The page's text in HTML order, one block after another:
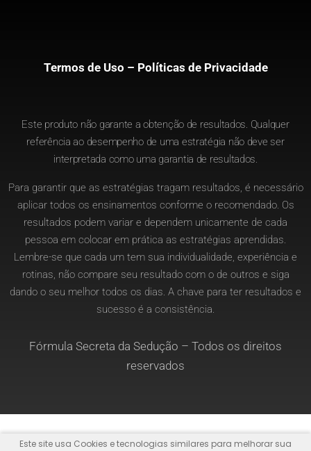
Termos de Uso – Políticas de Privacidade
Este produto não garante a obtenção de resultados. Qualquer
referência ao desempenho de uma estratégia não deve ser
interpretada como uma garantia de resultados.
Para garantir que as estratégias tragam resultados, é necessário
aplicar todos os ensinamentos conforme o recomendado. Os
resultados podem variar e dependem unicamente de cada
pessoa em colocar em prática as estratégias aprendidas.
Lembre-se que cada um tem sua individualidade, experiência e
rotinas, não compare seu resultado com o de outros e siga
dando o seu melhor todos os dias. A chave para ter resultados e
sucesso é a consistência.
Fórmula Secreta da Sedução – Todos os direitos
reservados
Este site usa Cookies e tecnologias similares para melhorar sua